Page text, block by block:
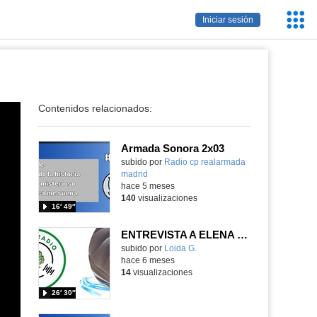
Iniciar sesión
Contenidos relacionados:
Armada Sonora 2x03
Contenido educativo.
subido por Radio cp realarmada
madrid
16′ 49″
hace 5 meses
140visualizaciones
ENTREVISTA A ELENA LLAVES auxiliar de vuelo
Contenido educativo.
subido por Loida G.
26′ 30″
hace 6 meses
14visualizaciones